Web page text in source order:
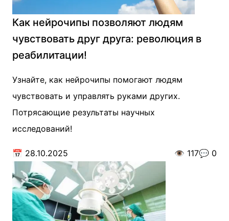
Как нейрочипы позволяют людям
чувствовать друг друга: революция в
реабилитации!
Узнайте, как нейрочипы помогают людям
чувствовать и управлять руками других.
Потрясающие результаты научных
исследований!
📅 28.10.2025 👁️ 117💬 0